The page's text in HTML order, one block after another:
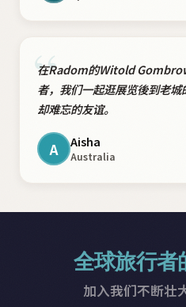
“
在Radom的Witold
者，我们一起逛展览後到老
却难忘的友谊。
A Aisha
Australia
全球旅行者
加入我们不断壮